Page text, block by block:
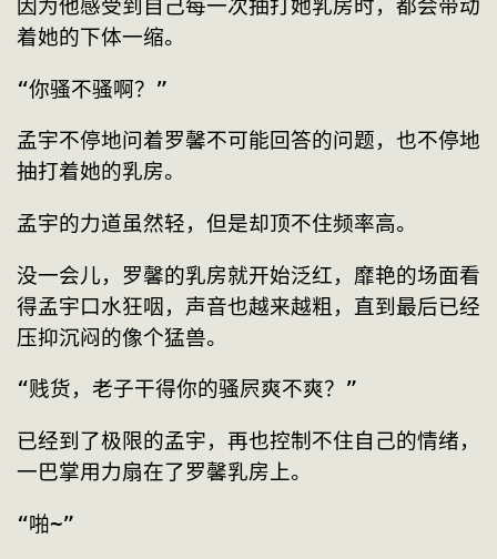
因为他感受到自己每一次抽打她乳房时，都会带动
着她的下体一缩。
“你骚不骚啊？”
孟宇不停地问着罗馨不可能回答的问题，也不停地
抽打着她的乳房。
孟宇的力道虽然轻，但是却顶不住频率高。
没一会儿，罗馨的乳房就开始泛红，靡艳的场面看
得孟宇口水狂咽，声音也越来越粗，直到最后已经
压抑沉闷的像个猛兽。
“贱货，老子干得你的骚屄爽不爽？”
已经到了极限的孟宇，再也控制不住自己的情绪，
一巴掌用力扇在了罗馨乳房上。
“啪~”